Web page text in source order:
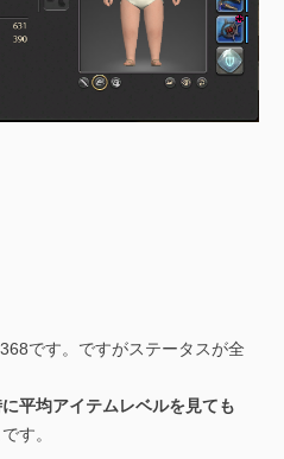
です。ですがステータスが全
平均アイテムレベルを見ても
す。